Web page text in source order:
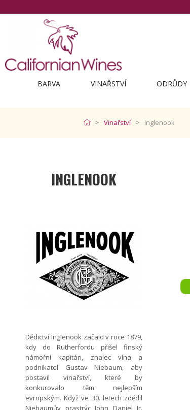
BARVA VINAŘSTVÍ ODRŮDY
Vinařství Inglenook
INGLENOOK
Dědictví Inglenook začalo v roce 1879,
kdy do Rutherfordu přišel finský
námořní kapitán, znalec vína a
podnikatel Gustav Niebaum, aby
postavil vinařství, které by
konkurovalo těm nejlepším
evropským. Když ve 30. letech zdědil
Niebaumův prastrýc John Daniel Jr.